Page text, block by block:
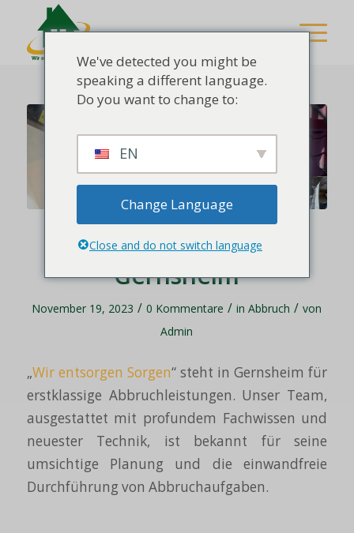
Abbruchspezialisten in
Gernsheim
November 19, 2023 / 0 Kommentare / inAbbruch / von
Admin
„Wir entsorgen Sorgen“ steht in Gernsheim für
erstklassige Abbruchleistungen. Unser Team,
ausgestattet mit profundem Fachwissen und
neuester Technik, ist bekannt für seine
umsichtige Planung und die einwandfreie
Durchführung von Abbruchaufgaben.
We've detected you might be
speaking a different language.
Do you want to change to:
EN
Change Language
Close and do not switch language